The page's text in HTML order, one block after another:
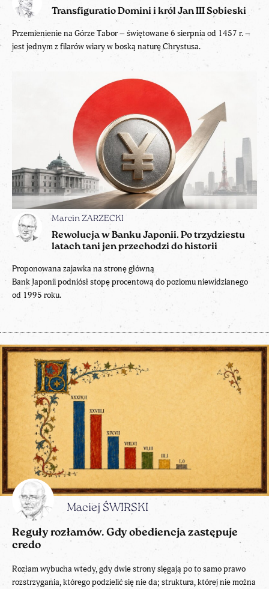
Transfiguratio Domini i król Jan III Sobieski
Przemienienie na Górze Tabor – świętowane 6 sierpnia od 1457 r. –
jest jednym z filarów wiary w boską naturę Chrystusa.
Marcin ZARZECKI
Rewolucja w Banku Japonii. Po trzydziestu
latach tani jen przechodzi do historii
Proponowana zajawka na stronę główną
Bank Japonii podniósł stopę procentową do poziomu niewidzianego
od 1995 roku.
Maciej ŚWIRSKI
Reguły rozłamów. Gdy obediencja zastępuje
credo
Rozłam wybucha wtedy, gdy dwie strony sięgają po to samo prawo
rozstrzygania, którego podzielić się nie da; struktura, której nie można